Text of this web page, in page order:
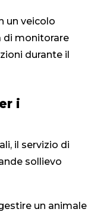
un veicolo
di monitorare
durante il
i
il servizio di
sollievo
un animale